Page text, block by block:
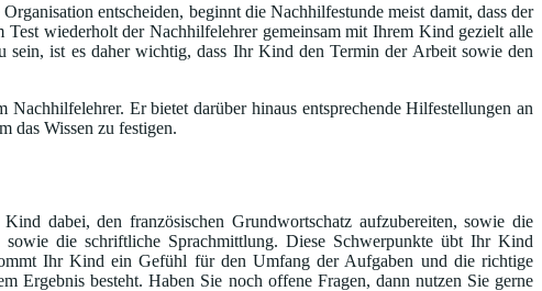
entscheiden, beginnt die Nachhilfestunde meist damit, dass der
Test wiederholt der Nachhilfelehrer gemeinsam mit Ihrem Kind gezielt alle
ist es daher wichtig, dass Ihr Kind den Termin der Arbeit sowie den
Er bietet darüber hinaus entsprechende Hilfestellungen an
das Wissen zu festigen.
dabei, den französischen Grundwortschatz aufzubereiten, sowie die
die schriftliche Sprachmittlung. Diese Schwerpunkte übt Ihr Kind
Ihr Kind ein Gefühl für den Umfang der Aufgaben und die richtige
Ergebnis besteht. Haben Sie noch offene Fragen, dann nutzen Sie gerne